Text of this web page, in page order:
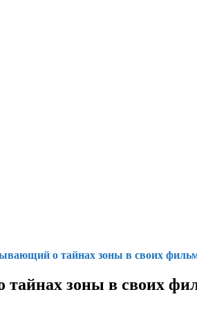
о тайнах зоны в своих
зоны в своих